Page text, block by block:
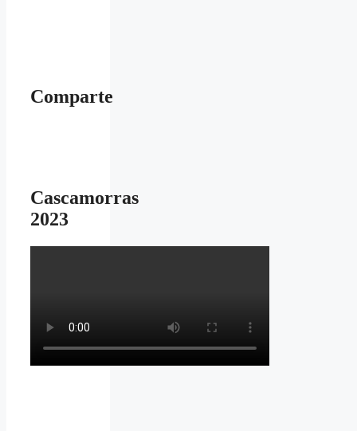
Comparte
Cascamorras
2023